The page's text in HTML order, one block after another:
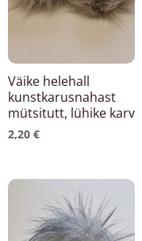
Väike helehall
kunstkarusnahast
mütsitutt, lühike karv
2,20 €
2,20 €
kuni
3,50 €
Sellel
tootel